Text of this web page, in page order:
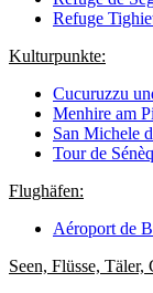
Refuge
Kulturpunkte:
Cucuruzzu
Menhire am
San Michele
Tour de
Flughäfen:
Aéroport de
Seen, Flüsse, Täler,